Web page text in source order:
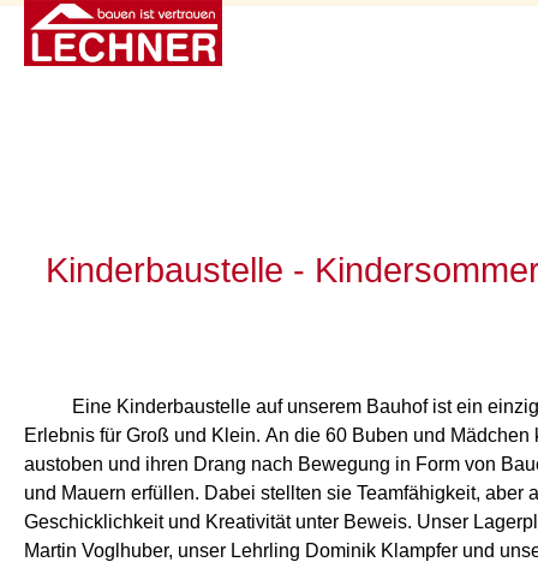
Kinderbaustelle -
Eine Kinderbaustelle auf unserem Bauhof ist ein
Erlebnis für Groß und Klein. An die 60 Buben und Mädchen
austoben und ihren Drang nach Bewegung in Form von
und Mauern erfüllen. Dabei stellten sie Teamfähigkeit, aber
Geschicklichkeit und Kreativität unter Beweis. Unser
Martin Voglhuber, unser Lehrling Dominik Klampfer und